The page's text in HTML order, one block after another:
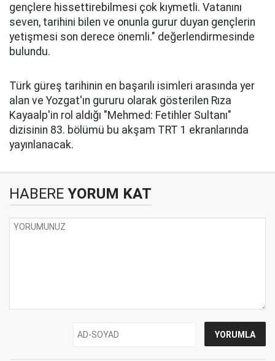
gençlere hissettirebilmesi çok kıymetli. Vatanını
seven, tarihini bilen ve onunla gurur duyan gençlerin
yetişmesi son derece önemli." değerlendirmesinde
bulundu.
Türk güreş tarihinin en başarılı isimleri arasında yer
alan ve Yozgat'ın gururu olarak gösterilen Rıza
Kayaalp'in rol aldığı "Mehmed: Fetihler Sultanı"
dizisinin 83. bölümü bu akşam TRT 1 ekranlarında
yayınlanacak.
HABERE YORUM KAT